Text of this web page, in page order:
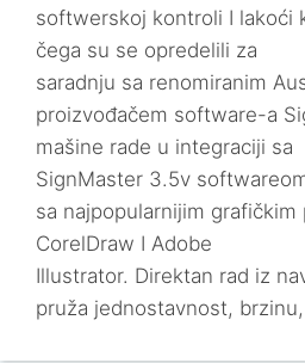
softwerskoj kontroli I lakoći
čega su se opredelili za
saradnju sa renomiranim
proizvođačem software-a
mašine rade u integraciji sa
SignMaster 3.5v
sa najpopularnijim grafičkim
CorelDraw I Adobe
Illustrator. Direktan rad iz
pruža jednostavnost,